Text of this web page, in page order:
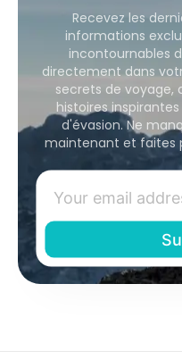
Recevez les
informations
incontournables
directement dans
secrets de voyage,
histoires
d'évasion. Ne
maintenant et faites